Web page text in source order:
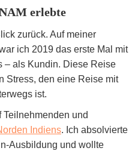
erlebte
zurück. Auf meiner
ich 2019 das erste Mal mit
– als Kundin. Diese Reise
Stress, den eine Reise mit
ist.
und
Indiens. Ich absolvierte
Ausbildung und wollte